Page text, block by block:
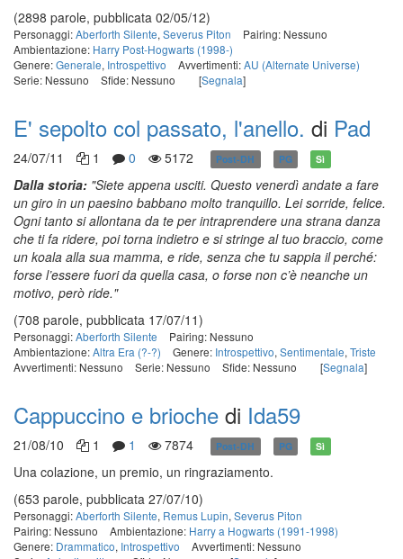
(2898 parole, pubblicata 02/05/12)
Personaggi:Aberforth Silente, Severus Piton
Pairing: Nessuno
Ambientazione: Harry Post-Hogwarts (1998-)
Genere:Generale, Introspettivo Avvertimenti:AU (Alternate Universe)
Serie: Nessuno
Sfide: Nessuno [Segnala]
E' sepolto col passato, l'anello. di Pad
24/07/11 1 0 5172 Post-DH PG Sì
Dalla storia: "Siete appena usciti. Questo venerdì andate a fare
un giro in un paesino babbano molto tranquillo. Lei sorride, felice.
Ogni tanto si allontana da te per intraprendere una strana danza
che ti fa ridere, poi torna indietro e si stringe al tuo braccio, come
un koala alla sua mamma, e ride, senza che tu sappia il perché:
forse l’essere fuori da quella casa, o forse non c’è neanche un
motivo, però ride."
(708 parole, pubblicata 17/07/11)
Personaggi:Aberforth Silente
Pairing: Nessuno
Ambientazione:Altra Era (?-?) Genere: Introspettivo, Sentimentale, Triste
Avvertimenti: Nessuno
Serie: Nessuno Sfide: Nessuno [Segnala]
Cappuccino e brioche di Ida59
21/08/10 1 1 7874 Post-DH PG Sì
Una colazione, un premio, un ringraziamento.
(653 parole, pubblicata 27/07/10)
Personaggi:Aberforth Silente, Remus Lupin, Severus Piton
Pairing: Nessuno
Ambientazione: Harry a Hogwarts (1991-1998)
Genere: Drammatico, Introspettivo
Avvertimenti: Nessuno